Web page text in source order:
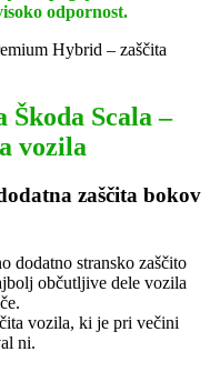
odpornost.
Scala –
vozila
zaščita bokov
dodatno stransko zaščito
občutljive dele vozila
vozila, ki je pri večini
ni.